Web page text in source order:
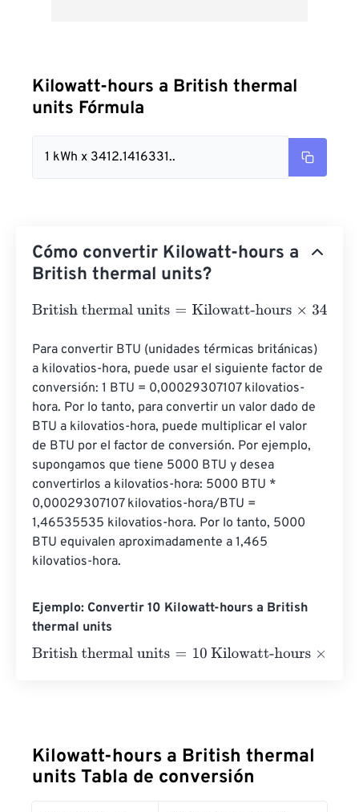
Kilowatt-hours a British thermal
units Fórmula
1 kWh x 3412.1416331..
Cómo convertir Kilowatt-hours a
British thermal units?
British thermal units=Kilowatt-hours×3412.1416331
Para convertir BTU (unidades térmicas británicas)
a kilovatios-hora, puede usar el siguiente factor de
conversión: 1 BTU = 0,00029307107 kilovatios-
hora. Por lo tanto, para convertir un valor dado de
BTU a kilovatios-hora, puede multiplicar el valor
de BTU por el factor de conversión. Por ejemplo,
supongamos que tiene 5000 BTU y desea
convertirlos a kilovatios-hora: 5000 BTU *
0,00029307107 kilovatios-hora/BTU =
1,46535535 kilovatios-hora. Por lo tanto, 5000
BTU equivalen aproximadamente a 1,465
kilovatios-hora.
Ejemplo: Convertir 10 Kilowatt-hours a British
thermal units
British thermal units=10 Kilowatt-hours×3412.1416331
Kilowatt-hours a British thermal
units Tabla de conversión